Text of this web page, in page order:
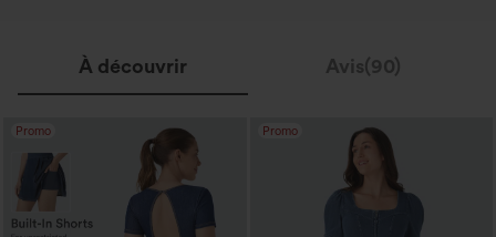
À découvrir Avis(90)
Promo Promo